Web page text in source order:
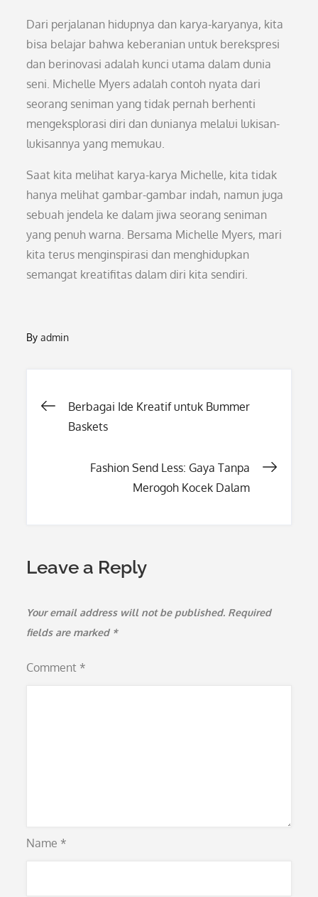
Dari perjalanan hidupnya dan karya-karyanya, kita
bisa belajar bahwa keberanian untuk berekspresi
dan berinovasi adalah kunci utama dalam dunia
seni. Michelle Myers adalah contoh nyata dari
seorang seniman yang tidak pernah berhenti
mengeksplorasi diri dan dunianya melalui lukisan-
lukisannya yang memukau.
Saat kita melihat karya-karya Michelle, kita tidak
hanya melihat gambar-gambar indah, namun juga
sebuah jendela ke dalam jiwa seorang seniman
yang penuh warna. Bersama Michelle Myers, mari
kita terus menginspirasi dan menghidupkan
semangat kreatifitas dalam diri kita sendiri.
Byadmin
Post
Berbagai Ide Kreatif untuk Bummer
Baskets
Fashion Send Less: Gaya Tanpa
Merogoh Kocek Dalam
Leave a Reply
Your email address will not be published. Required
fields are marked *
Comment *
Name *